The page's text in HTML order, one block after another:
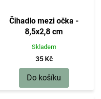
Čihadlo mezi očka -
8,5x2,8 cm
Skladem
35 Kč
Do košíku